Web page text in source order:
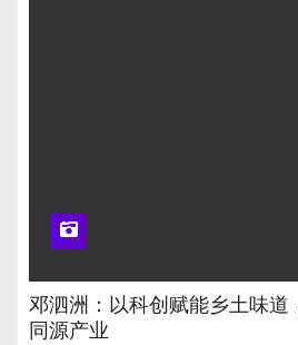
邓泗洲：以科创赋能乡土味道
同源产业